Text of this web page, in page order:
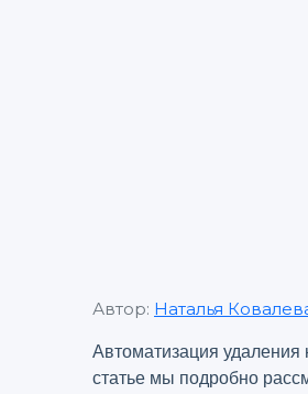
Автор: Наталья
Автоматизация удаления
статье мы подробно